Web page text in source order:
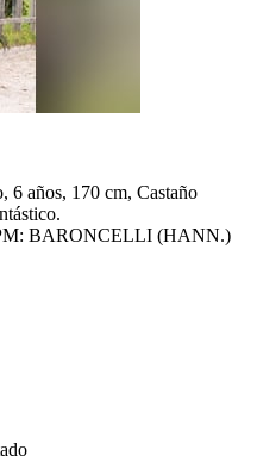
6 años, 170 cm, Castaño
BARONCELLI (HANN.)